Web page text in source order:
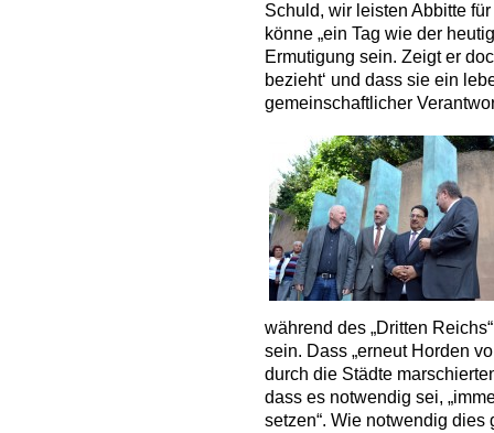
Schuld, wir leisten Abbitte
könne „ein Tag wie der
Ermutigung sein. Zeigt er
bezieht‘ und dass sie ein
gemeinschaftlicher
während des „Dritten
sein. Dass „erneut Horden
durch die Städte
dass es notwendig sei,
setzen“. Wie notwendig